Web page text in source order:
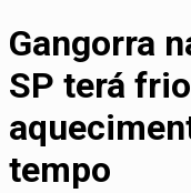
Gangorra
SP terá
tempo